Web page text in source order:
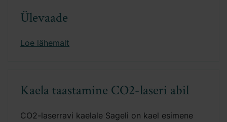
Ülevaade
Loe lähemalt
Kaela taastamine CO2-laseri abil
CO2-laserravi kaelale Sageli on kael esimene